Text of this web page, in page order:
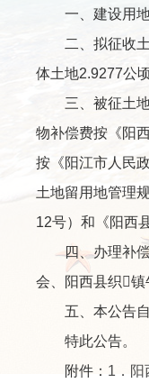
一、建设用地
二、拟征收土
体土地2.9277公
三、被征土地
物补偿费按《阳
按《阳江市人民
土地留用地管理
12号）和《阳西
四、办理补偿
会、阳西县织
五、本公告自
特此公告。
附件： 1．阳